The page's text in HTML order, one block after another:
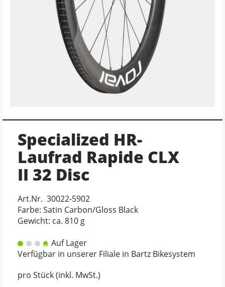
Specialized HR-
Laufrad Rapide CLX
II 32 Disc
Art.Nr. 30022-5902
Farbe: Satin Carbon/Gloss Black
Gewicht: ca. 810 g
Auf Lager
Verfügbar in unserer Filiale in Bartz Bikesystem
pro Stück (inkl. MwSt.)